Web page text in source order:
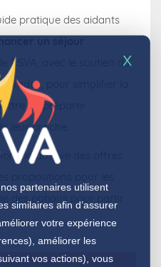
pratique des aidants
RSVA, avec le soutien du
pour simplifier la
de préparer
leur proche.
exhaustive des offres
X
partenaires utilisent
similaires afin d’assurer
votre expérience
améliorer les
vos actions), vous